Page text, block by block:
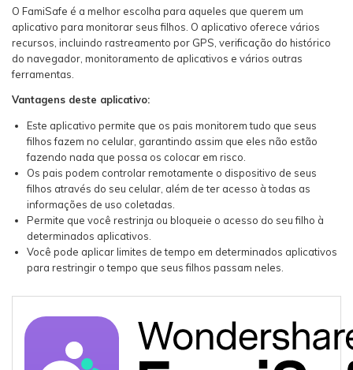
O FamiSafe é a melhor escolha para aqueles que querem um
aplicativo para monitorar seus filhos. O aplicativo oferece vários
recursos, incluindo rastreamento por GPS, verificação do histórico
do navegador, monitoramento de aplicativos e vários outras
ferramentas.
Vantagens deste aplicativo:
Este aplicativo permite que os pais monitorem tudo que seus
filhos fazem no celular, garantindo assim que eles não estão
fazendo nada que possa os colocar em risco.
Os pais podem controlar remotamente o dispositivo de seus
filhos através do seu celular, além de ter acesso à todas as
informações de uso coletadas.
Permite que você restrinja ou bloqueie o acesso do seu filho à
determinados aplicativos.
Você pode aplicar limites de tempo em determinados aplicativos
para restringir o tempo que seus filhos passam neles.